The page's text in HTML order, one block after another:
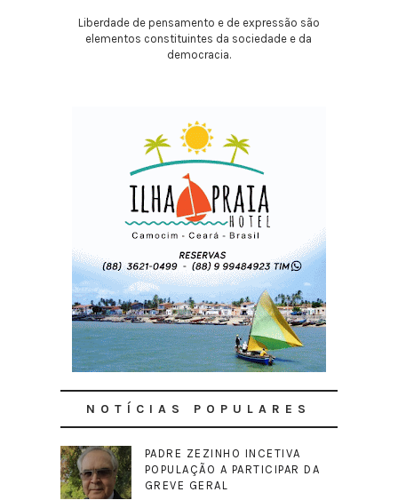
Liberdade de pensamento e de expressão são
elementos constituintes da sociedade e da
democracia.
NOTÍCIAS POPULARES
PADRE ZEZINHO INCETIVA
POPULAÇÃO A PARTICIPAR DA
GREVE GERAL